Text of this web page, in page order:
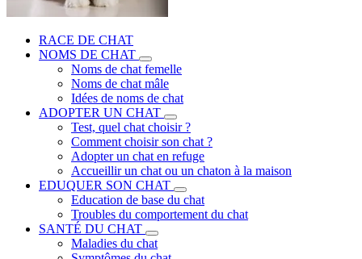
RACE DE CHAT
NOMS DE CHAT
Noms de chat femelle
Noms de chat mâle
Idées de noms de chat
ADOPTER UN CHAT
Test, quel chat choisir ?
Comment choisir son chat ?
Adopter un chat en refuge
Accueillir un chat ou un chaton à la maison
EDUQUER SON CHAT
Education de base du chat
Troubles du comportement du chat
SANTÉ DU CHAT
Maladies du chat